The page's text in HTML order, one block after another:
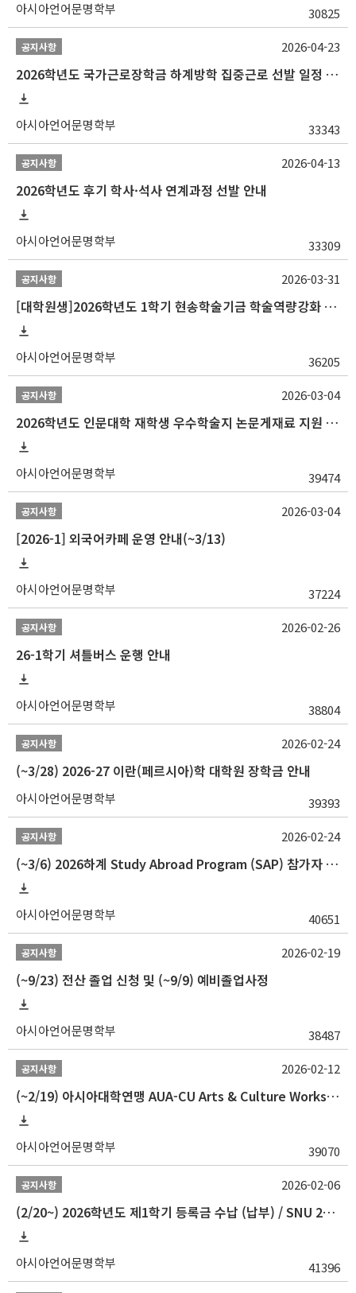
아시아언어문명학부 30825
공지사항
2026학년도 국가근로장학금 하계방학 집중근로 선발 일정 안내
아시아언어문명학부 33343
2026-04-23
공지사항
2026학년도 후기 학사·석사 연계과정 선발 안내
아시아언어문명학부 33309
2026-04-13
공지사항
[대학원생]2026학년도 1학기 현송학술기금 학술역량강화 사업 안내
아시아언어문명학부 36205
2026-03-31
공지사항
2026학년도 인문대학 재학생 우수학술지 논문게재료 지원 안내
아시아언어문명학부 39474
2026-03-04
공지사항
[2026-1] 외국어카페 운영 안내(~3/13)
아시아언어문명학부 37224
2026-03-04
공지사항
26-1학기 셔틀버스 운행 안내
아시아언어문명학부 38804
2026-02-26
공지사항
(~3/28) 2026-27 이란(페르시아)학 대학원 장학금 안내
아시아언어문명학부 39393
2026-02-24
공지사항
(~3/6) 2026하계 Study Abroad Program (SAP) 참가자 모집 안내
아시아언어문명학부 40651
2026-02-24
공지사항
(~9/23) 전산 졸업 신청 및 (~9/9) 예비졸업사정
아시아언어문명학부 38487
2026-02-19
공지사항
(~2/19) 아시아대학연맹 AUA-CU Arts & Culture Workshop Camp 2026 참가자 선발 안내
아시아언어문명학부 39070
2026-02-12
공지사항
(2/20~) 2026학년도 제1학기 등록금 수납 (납부) / SNU 26-1 Tuition fee payment notice
아시아언어문명학부 41396
2026-02-06